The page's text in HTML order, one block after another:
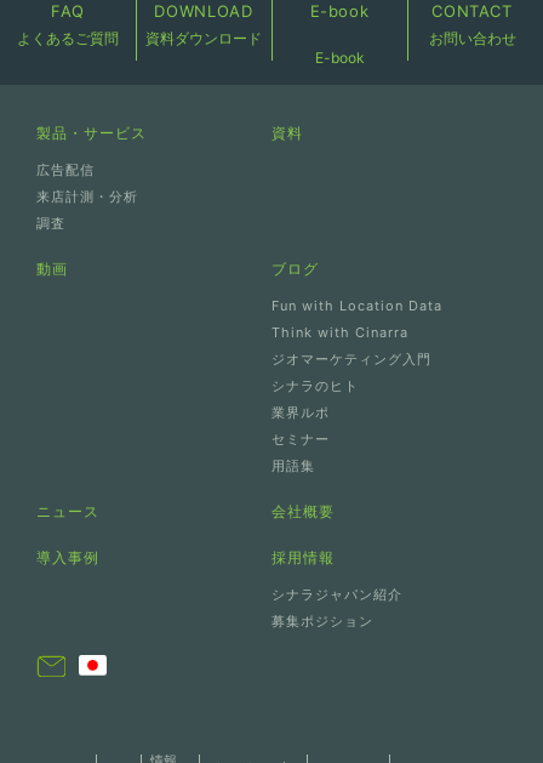
FAQ
よくあるご質問
DOWNLOAD
資料ダウンロード
E-book
E-book
CONTACT
お問い合わせ
製品・サービス
広告配信
来店計測・分析
調査
ニュース
資料
動画
導入事例
ブログ
Fun with Location Data
Think with Cinarra
ジオマーケティング入門
シナラのヒト
業界ルポ
セミナー
用語集
会社概要
採用情報
シナラジャパン紹介
募集ポジション